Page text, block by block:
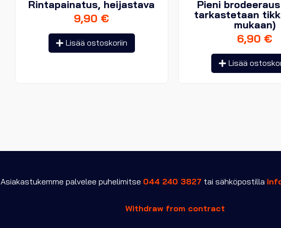
Rintapainatus, heijastava
9,90 €
Lisää ostoskoriin
Pieni
tarkastetaan
mukaan)
6,90 €
Lisää
Asiakastukemme palvelee puhelimitse 044 240 3827 tai sähköpostilla
Withdraw from contract